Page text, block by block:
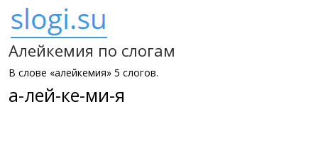
Алейкемия по слогам
В слове «алейкемия» 5 слогов.
а-лей-ке-ми-я